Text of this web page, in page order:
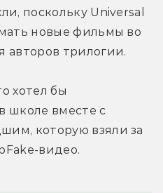
поскольку Universal
новые фильмы во
авторов трилогии.
хотел бы
школе вместе с
которую взяли за
видео.